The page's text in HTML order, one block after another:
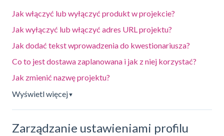
Jak włączyć lub wyłączyć produkt w projekcie?
Jak wyłączyć lub włączyć adres URL projektu?
Jak dodać tekst wprowadzenia do kwestionariusza?
Co to jest dostawa zaplanowana i jak z niej korzystać?
Jak zmienić nazwę projektu?
Wyświetl więcej▼
Zarządzanie ustawieniami profilu